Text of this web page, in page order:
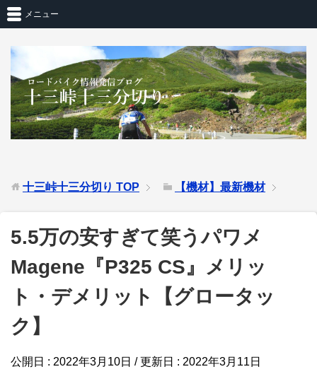
メニュー
十三峠十三分切り TOP 【機材】最新機材
5.5万の安すぎて笑うパワメ
Magene『P325 CS』メリッ
ト・デメリット【グロータッ
ク】
公開日 : 2022年3月10日 / 更新日 : 2022年3月11日